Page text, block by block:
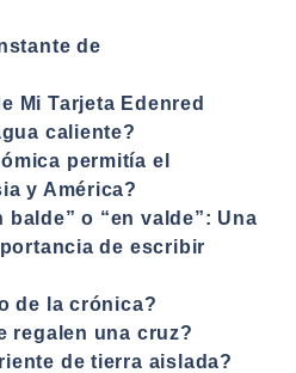
de
Mi Tarjeta Edenred
caliente?
permitía el
y América?
balde” o “en valde”: Una
de escribir
de la crónica?
regalen una cruz?
de tierra aislada?